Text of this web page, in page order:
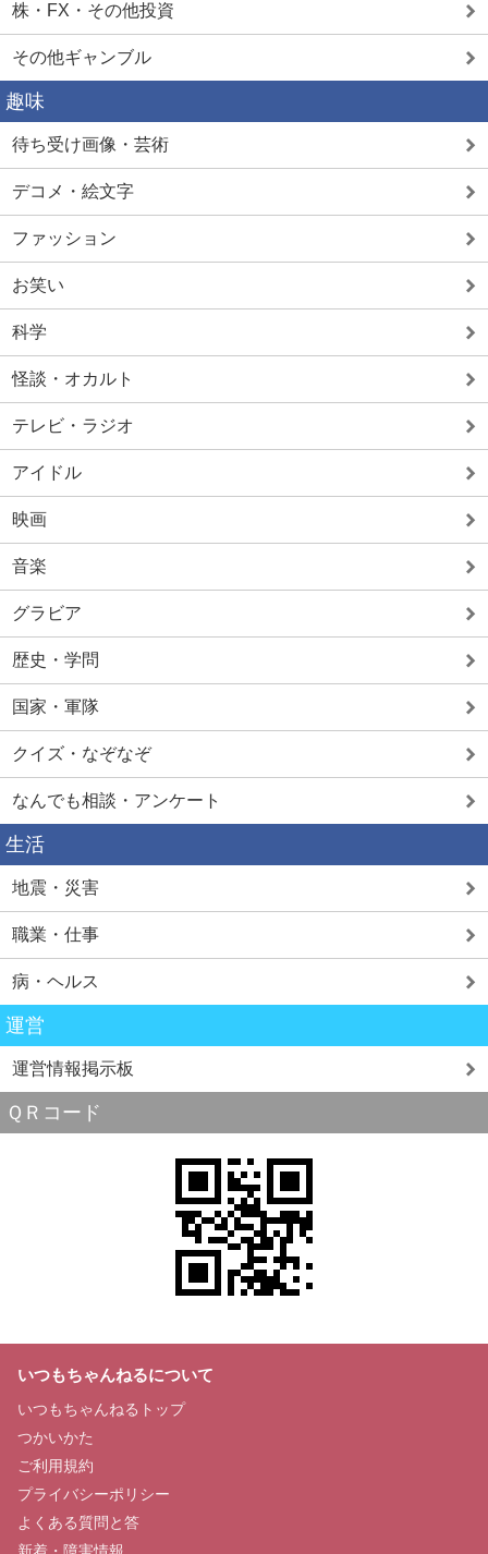
株・FX・その他投資
その他ギャンブル
趣味
待ち受け画像・芸術
デコメ・絵文字
ファッション
お笑い
科学
怪談・オカルト
テレビ・ラジオ
アイドル
映画
音楽
グラビア
歴史・学問
国家・軍隊
クイズ・なぞなぞ
なんでも相談・アンケート
生活
地震・災害
職業・仕事
病・ヘルス
運営
運営情報掲示板
ＱＲコード
いつもちゃんねるについて
いつもちゃんねるトップ
つかいかた
ご利用規約
プライバシーポリシー
よくある質問と答